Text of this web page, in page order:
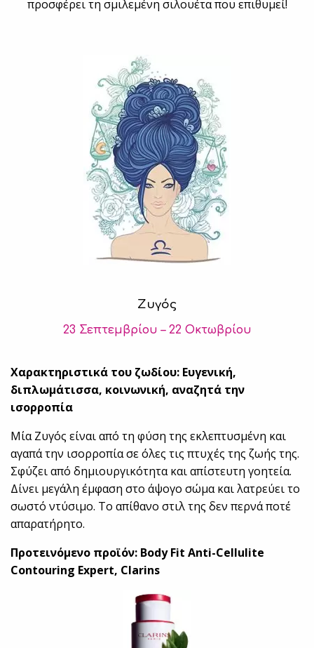
προσφέρει τη σμιλεμένη σιλουέτα που επιθυμεί!
Ζυγός
23 Σεπτεμβρίου – 22 Οκτωβρίου
Χαρακτηριστικά του ζωδίου: Ευγενική,
διπλωμάτισσα, κοινωνική, αναζητά την
ισορροπία
Μία Ζυγός είναι από τη φύση της εκλεπτυσμένη και
αγαπά την ισορροπία σε όλες τις πτυχές της ζωής της.
Σφύζει από δημιουργικότητα και απίστευτη γοητεία.
Δίνει μεγάλη έμφαση στο άψογο σώμα και λατρεύει το
σωστό ντύσιμο. Το απίθανο στιλ της δεν περνά ποτέ
απαρατήρητο.
Προτεινόμενο προϊόν: Body Fit Anti-Cellulite
Contouring Expert, Clarins